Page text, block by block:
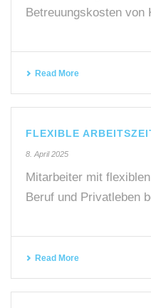
Betreuungskosten von
Read More
FLEXIBLE
8. April 2025
Mitarbeiter mit
Beruf und Privatleben
Read More